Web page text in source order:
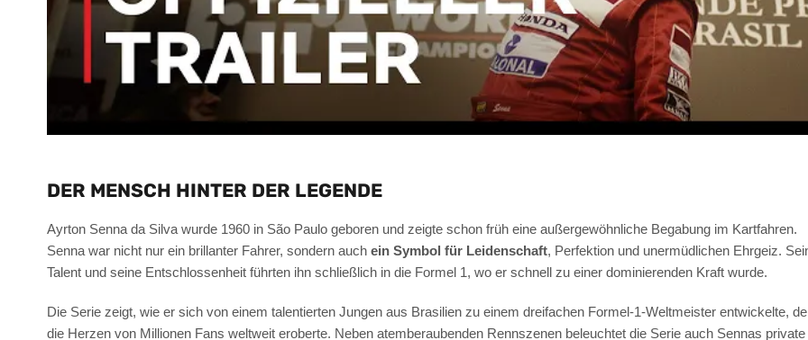
DER MENSCH HINTER DER LEGENDE
Ayrton Senna da Silva wurde 1960 in São Paulo geboren und zeigte schon früh eine außergewöhnliche Begabung im Kartfahren.
Senna war nicht nur ein brillanter Fahrer, sondern auch ein Symbol für Leidenschaft, Perfektion und unermüdlichen Ehrgeiz.
Talent und seine Entschlossenheit führten ihn schließlich in die Formel 1, wo er schnell zu einer dominierenden Kraft wurde.
Die Serie zeigt, wie er sich von einem talentierten Jungen aus Brasilien zu einem dreifachen Formel-1-Weltmeister entwickelte,
die Herzen von Millionen Fans weltweit eroberte. Neben atemberaubenden Rennszenen beleuchtet die Serie auch Sennas private